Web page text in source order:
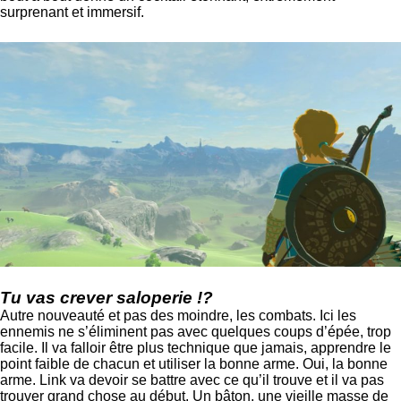
surprenant et immersif.
Tu vas crever saloperie !?
Autre nouveauté et pas des moindre, les combats. Ici les
ennemis ne s’éliminent pas avec quelques coups d’épée, trop
facile. Il va falloir être plus technique que jamais, apprendre le
point faible de chacun et utiliser la bonne arme. Oui, la bonne
arme. Link va devoir se battre avec ce qu’il trouve et il va pas
trouver grand chose au début. Un bâton, une vieille masse de